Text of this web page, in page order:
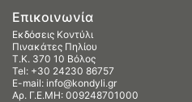
Επικοινωνία
Εκδόσεις Κοντύλι
Πινακάτες Πηλίου
Τ.Κ. 370 10 Βόλος
Tel: +30 24230 86757
E-mail: info@kondyli.gr
Αρ. Γ.Ε.ΜΗ: 009248701000